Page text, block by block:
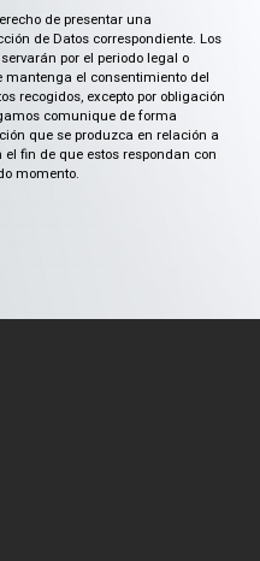
de presentar una
de Datos correspondiente. Los
por el periodo legal o
mantenga el consentimiento del
recogidos, excepto por obligación
comunique de forma
que se produzca en relación a
fin de que estos respondan con
momento.